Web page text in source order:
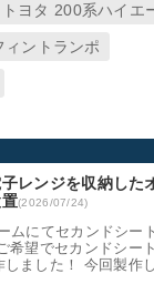
ヨタ 200系ハイエ
ィントランポ
レンジを収納した
(2026/07/24)
ムにてセカンドシー
希望でセカンドシー
ました！ 今回製作